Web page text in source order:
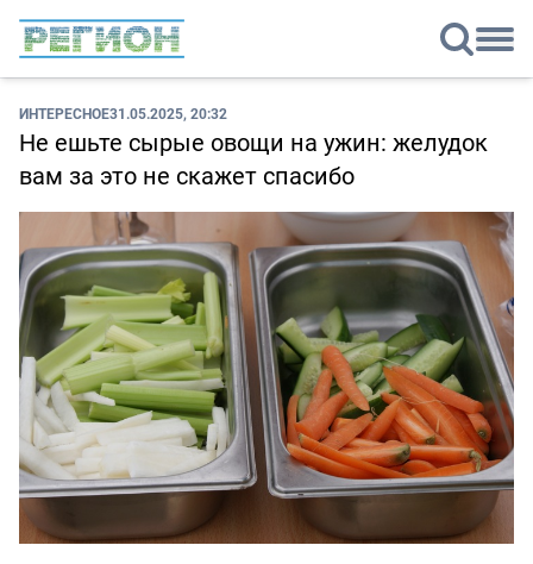
ИНТЕРЕСНОЕ31.05.2025, 20:32
Не ешьте сырые овощи на ужин: желудок
вам за это не скажет спасибо